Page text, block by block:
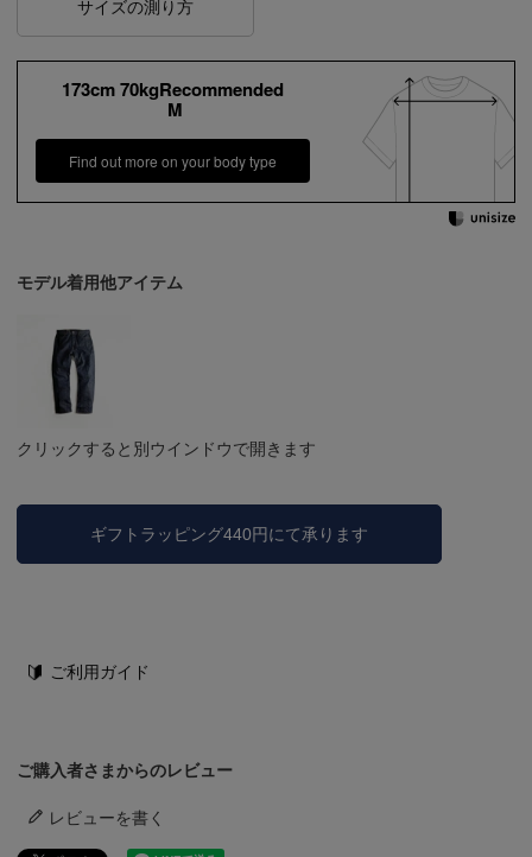
サイズの測り方
173cm 70kgRecommended
M
Find out more on your body type
モデル着用他アイテム
クリックすると別ウインドウで開きます
ギフトラッピング440円にて承ります
ご利用ガイド
ご購入者さまからのレビュー
レビューを書く